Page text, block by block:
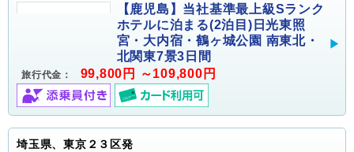
【鹿児島】当社基準最上級Sランク
ホテルに泊まる(2泊目)日光東照
宮・大内宿・鶴ヶ城公園 南東北・
北関東7景3日間
旅行代金： 99,800円 ～109,800円
埼玉県、東京２３区発